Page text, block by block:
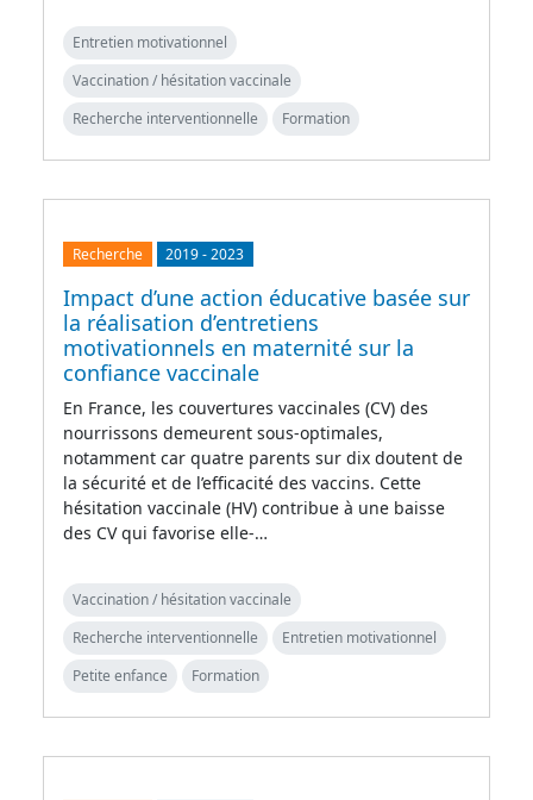
Entretien motivationnel
Vaccination / hésitation vaccinale
Recherche interventionnelle
Formation
Recherche 2019-2023
Impact d’une action éducative basée sur
la réalisation d’entretiens
motivationnels en maternité sur la
confiance vaccinale
En France, les couvertures vaccinales (CV) des
nourrissons demeurent sous-optimales,
notamment car quatre parents sur dix doutent de
la sécurité et de l’efficacité des vaccins. Cette
hésitation vaccinale (HV) contribue à une baisse
des CV qui favorise elle-…
Vaccination / hésitation vaccinale
Recherche interventionnelle
Entretien motivationnel
Petite enfance
Formation